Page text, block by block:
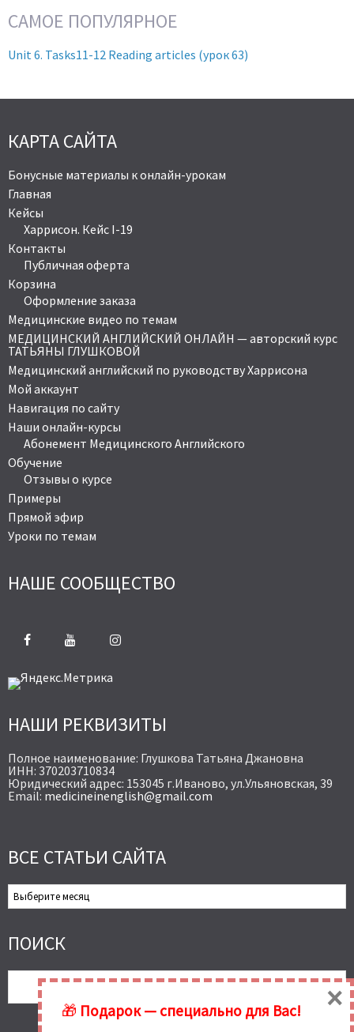
САМОЕ ПОПУЛЯРНОЕ
Unit 6. Tasks11-12 Reading articles (урок 63)
КАРТА САЙТА
Бонусные материалы к онлайн-урокам
Главная
Кейсы
Харрисон. Кейс I-19
Контакты
Публичная оферта
Корзина
Оформление заказа
Медицинские видео по темам
МЕДИЦИНСКИЙ АНГЛИЙСКИЙ ОНЛАЙН — авторский курс
ТАТЬЯНЫ ГЛУШКОВОЙ
Медицинский английский по руководству Харрисона
Мой аккаунт
Навигация по сайту
Наши онлайн-курсы
Абонемент Медицинского Английского
Обучение
Отзывы о курсе
Примеры
Прямой эфир
Уроки по темам
НАШЕ СООБЩЕСТВО
НАШИ РЕКВИЗИТЫ
Полное наименование: Глушкова Татьяна Джановна
ИНН: 370203710834
Юридический адрес: 153045 г.Иваново, ул.Ульяновская, 39
Email: medicineinenglish@gmail.com
ВСЕ СТАТЬИ САЙТА
Все
Статьи
ПОИСК
🎁 Подарок — специально для Вас! ×